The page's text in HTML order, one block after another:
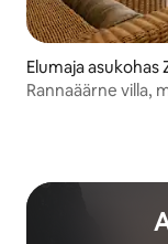
Elumaja asukohas
Rannaäärne villa,